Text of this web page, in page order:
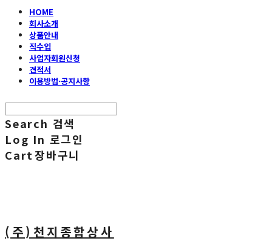
HOME
회사소개
상품안내
직수입
사업자회원신청
견적서
이용방법·공지사항
Search 검색
Log In 로그인
Cart장바구니
(주)천지종합상사